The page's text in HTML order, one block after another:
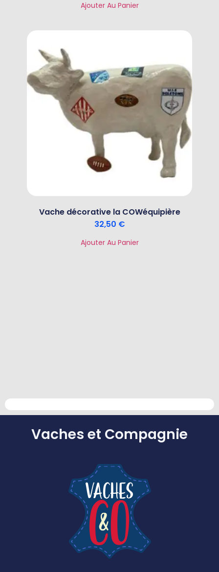
Ajouter Au Panier
Vache décorative la COWéquipière
32,50 €
Ajouter Au Panier
Vaches et Compagnie